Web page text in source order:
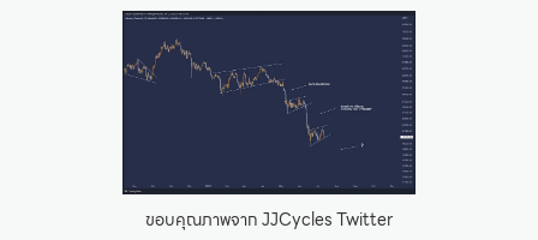
ขอบคุณภาพจาก JJCycles Twitter